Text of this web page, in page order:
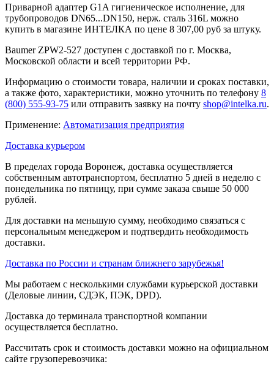
Приварной адаптер G1A гигиеническое исполнение, для
трубопроводов DN65...DN150, нерж. сталь 316L можно
купить в магазине ИНТЕЛКА по цене 8 307,00 руб за штуку.
Baumer ZPW2-527 доступен с доставкой по г. Москва,
Московской области и всей территории РФ.
Информацию о стоимости товара, наличии и сроках поставки,
а также фото, характеристики, можно уточнить по телефону 8
(800) 555-93-75 или отправить заявку на почту shop@intelka.ru.
Применение: Автоматизация предприятия
Доставка курьером
В пределах города Воронеж, доставка осуществляется
собственным автотранспортом, бесплатно 5 дней в неделю с
понедельника по пятницу, при сумме заказа свыше 50 000
рублей.
Для доставки на меньшую сумму, необходимо связаться с
персональным менеджером и подтвердить необходимость
доставки.
Доставка по России и странам ближнего зарубежья!
Мы работаем с несколькими службами курьерской доставки
(Деловые линии, СДЭК, ПЭК, DPD).
Доставка до терминала транспортной компании
осуществляется бесплатно.
Рассчитать срок и стоимость доставки можно на официальном
сайте грузоперевозчика: